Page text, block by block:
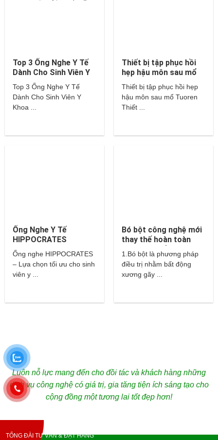
Top 3 Ống Nghe Y Tế
Dành Cho Sinh Viên Y
Khoa – Littmann,
Hippocrates,…
Top 3 Ống Nghe Y Tế
Dành Cho Sinh Viên Y
Khoa ...
Thiết bị tập phục hồi
hẹp hậu môn sau mổ
Tuoren
Thiết bị tập phục hồi hẹp
hậu môn sau mổ Tuoren
Thiết ...
Ống Nghe Y Tế
HIPPOCRATES
Ống nghe HIPPOCRATES
– Lựa chọn tối ưu cho sinh
viên y ...
Bó bột công nghệ mới
thay thế hoàn toàn
cho bột thuỷ tinh và
thạch cao?
1.Bó bột là phương pháp
điều trị nhằm bất động
xương gãy ...
Luôn nỗ lực mang đến cho đồi tác và khách hàng những
dịch vụ công nghệ có giá trị, gia tăng tiện ích sáng tạo cho
cộng đồng một tương lai tốt đẹp hơn!
TỔNG ĐÀI TƯ VẤN & ĐẶT HÀNG